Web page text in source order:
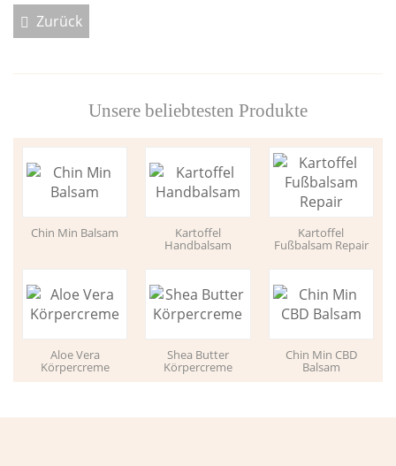
Zurück
Unsere beliebtesten Produkte
Chin Min Balsam Kartoffel
Handbalsam
Kartoffel
Fußbalsam Repair
Aloe Vera
Körpercreme
Shea Butter
Körpercreme
Chin Min CBD
Balsam